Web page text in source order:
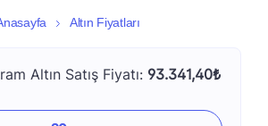
Altın Fiyatları
Altın Satış Fiyatı: 93.341,40₺